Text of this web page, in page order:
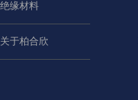
绝缘材料
关于柏合欣